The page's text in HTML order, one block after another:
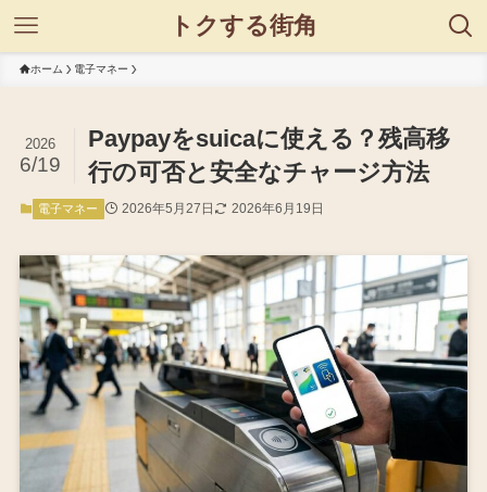
トクする街角
ホーム 電子マネー
Paypayをsuicaに使える？残高移
行の可否と安全なチャージ方法
2026
6/19
電子マネー 2026年5月27日 2026年6月19日